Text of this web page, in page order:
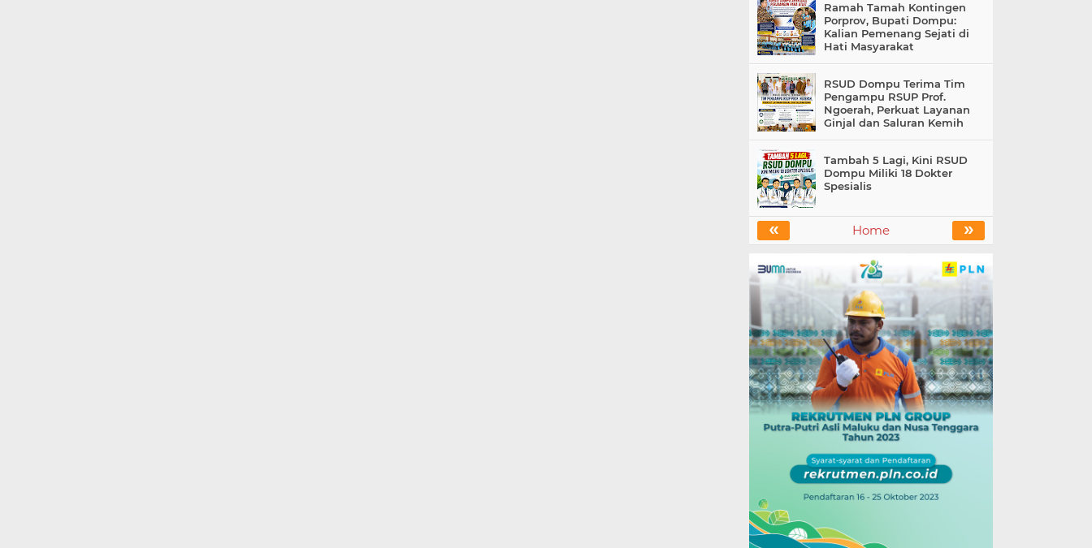
Ramah Tamah Kontingen
Porprov, Bupati Dompu:
Kalian Pemenang Sejati di
Hati Masyarakat
RSUD Dompu Terima Tim
Pengampu RSUP Prof.
Ngoerah, Perkuat Layanan
Ginjal dan Saluran Kemih
Tambah 5 Lagi, Kini RSUD
Dompu Miliki 18 Dokter
Spesialis
« »
Home